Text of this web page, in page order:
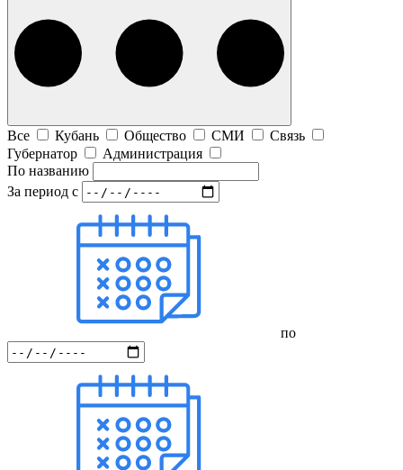
Все Кубань Общество СМИ
Связь
Губернатор
Администрация
По названию
За период с
по